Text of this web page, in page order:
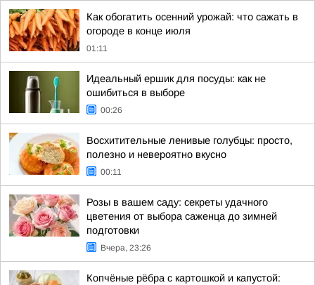
Как обогатить осенний урожай: что сажать в
огороде в конце июля
01:11
Идеальный ершик для посуды: как не
ошибиться в выборе
00:26
Восхитительные ленивые голубцы: просто,
полезно и невероятно вкусно
00:11
Розы в вашем саду: секреты удачного
цветения от выбора саженца до зимней
подготовки
Вчера, 23:26
Копчёные рёбра с картошкой и капустой: